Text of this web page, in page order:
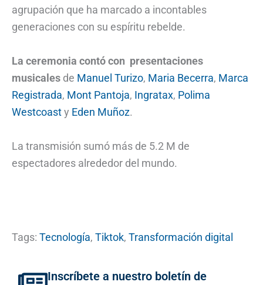
agrupación que ha marcado a incontables
generaciones con su espíritu rebelde.
La ceremonia contó con presentaciones
musicales de Manuel Turizo, Maria Becerra, Marca
Registrada, Mont Pantoja, Ingratax, Polima
Westcoasty Eden Muñoz.
La transmisión sumó más de 5.2 M de
espectadores alrededor del mundo.
Tags: Tecnología, Tiktok, Transformación digital
Inscríbete a nuestro boletín de